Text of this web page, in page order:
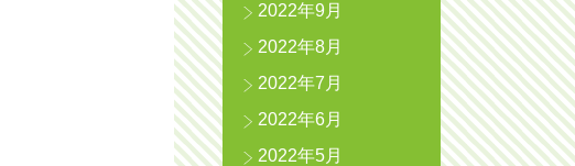
2022年9月
2022年8月
2022年7月
2022年6月
2022年5月